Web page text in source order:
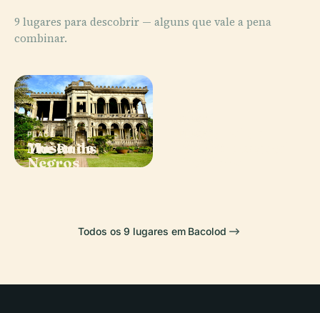
9 lugares para descobrir — alguns que vale a pena
combinar.
PLACE
The Ruins
PLACE
Museu de
Negros
Todos os 9 lugares em Bacolod